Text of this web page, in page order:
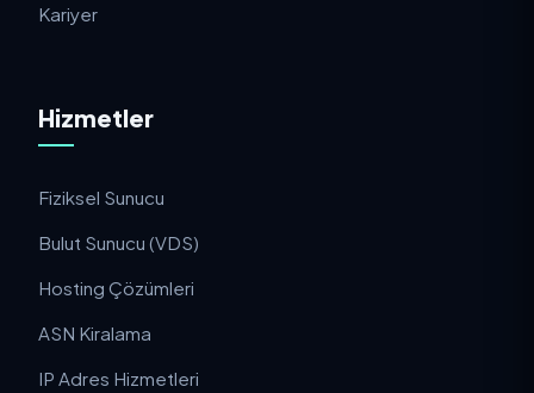
Kariyer
Hizmetler
Fiziksel Sunucu
Bulut Sunucu (VDS)
Hosting Çözümleri
ASN Kiralama
IP Adres Hizmetleri